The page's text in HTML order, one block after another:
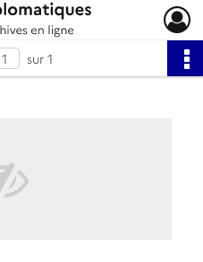
sur 1